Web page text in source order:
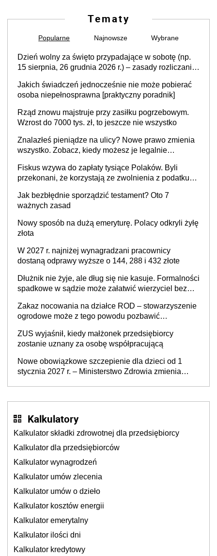
Tematy
Popularne Najnowsze Wybrane
Dzień wolny za święto przypadające w sobotę (np.
15 sierpnia, 26 grudnia 2026 r.) – zasady rozliczania
i administracja publiczna), najczęstsze pytania
Jakich świadczeń jednocześnie nie może pobierać
osoba niepełnosprawna [praktyczny poradnik]
Rząd znowu majstruje przy zasiłku pogrzebowym.
Wzrost do 7000 tys. zł, to jeszcze nie wszystko
Znalazłeś pieniądze na ulicy? Nowe prawo zmienia
wszystko. Zobacz, kiedy możesz je legalnie
Fiskus wzywa do zapłaty tysiące Polaków. Byli
przekonani, że korzystają ze zwolnienia z podatku
Jak bezbłędnie sporządzić testament? Oto 7
ważnych zasad
Nowy sposób na dużą emeryturę. Polacy odkryli żyłę
złota
W 2027 r. najniżej wynagradzani pracownicy
dostaną odprawy wyższe o 144, 288 i 432 złote
Dłużnik nie żyje, ale dług się nie kasuje. Formalności
spadkowe w sądzie może załatwić wierzyciel bez
Zakaz nocowania na działce ROD – stowarzyszenie
ogrodowe może z tego powodu pozbawić
dzierżawę)?
ZUS wyjaśnił, kiedy małżonek przedsiębiorcy
zostanie uznany za osobę współpracującą
Nowe obowiązkowe szczepienie dla dzieci od 1
stycznia 2027 r. – Ministerstwo Zdrowia zmienia
Kalkulatory
Kalkulator składki zdrowotnej dla przedsiębiorcy
Kalkulator dla przedsiębiorców
Kalkulator wynagrodzeń
Kalkulator umów zlecenia
Kalkulator umów o dzieło
Kalkulator kosztów energii
Kalkulator emerytalny
Kalkulator ilości dni
Kalkulator kredytowy